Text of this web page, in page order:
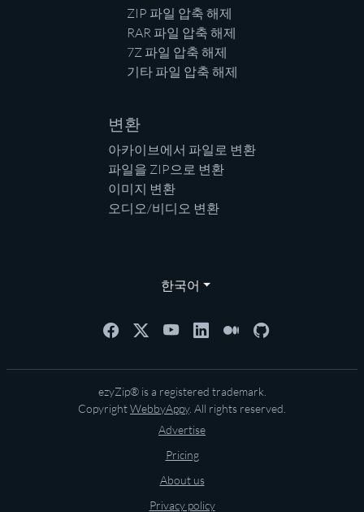
ZIP 파일 압축 해제
RAR 파일 압축 해제
7Z 파일 압축 해제
기타 파일 압축 해제
변환
아카이브에서 파일로 변환
파일을 ZIP으로 변환
이미지 변환
오디오/비디오 변환
한국어
ezyZip® is a registered trademark.
CopyrightWebbyAppy. All rights reserved.
Advertise
Pricing
About us
Privacy policy